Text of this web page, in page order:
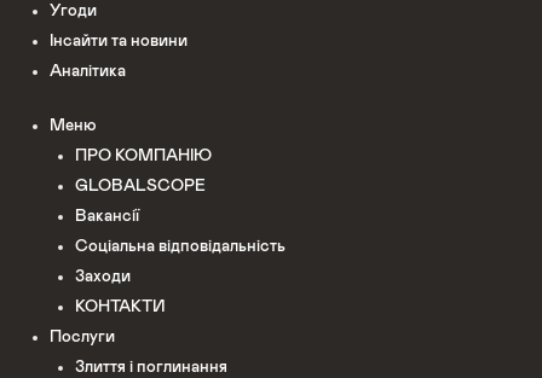
Угоди
Інсайти та новини
Аналітика
Меню
ПРО КОМПАНІЮ
GLOBALSCOPE
Вакансії
Соціальна відповідальність
Заходи
КОНТАКТИ
Послуги
Злиття і поглинання